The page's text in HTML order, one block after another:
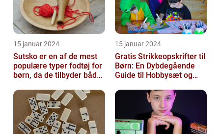
15 januar 2024
Sutsko er en af de mest
populære typer fodtøj for
børn, da de tilbyder både
15 januar 2024
Gratis Strikkeopskrifter til
Børn: En Dybdegående
Guide til Hobbysæt og